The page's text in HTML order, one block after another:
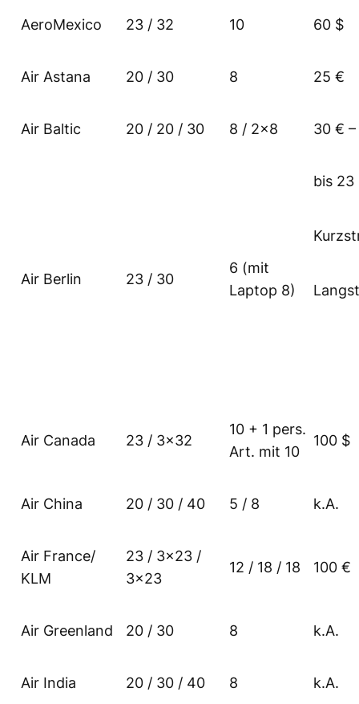
AeroMexico 23 / 32 10 60 $
Air Astana 20 / 30 8 25 €
Air Baltic 20 / 20 / 30 8 / 2×8 30 €
Air Berlin 23 / 30
6 (mit
Laptop 8)
bis 23
Air Canada 23 / 3×32
10 + 1 pers.
Art. mit 10
100 $
Air China 20 / 30 / 40 5 / 8 k.A.
Air France/
KLM
23 / 3×23 /
3×23
12 / 18 / 18 100 €
Air Greenland 20 / 30 8 k.A.
Air India 20 / 30 / 40 8 k.A.